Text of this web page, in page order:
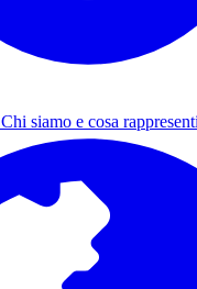
Chi siamo e cosa